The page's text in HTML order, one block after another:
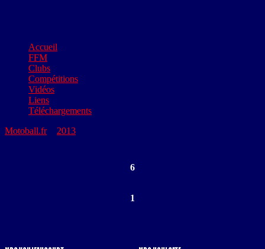
Accueil
FFM
Clubs
Compétitions
Vidéos
Liens
Téléchargements
Motoball.fr> 2013
6
1